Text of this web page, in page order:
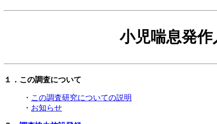
小児喘息発
１．この調査について
・ この調査研究についての説明
・ お知らせ